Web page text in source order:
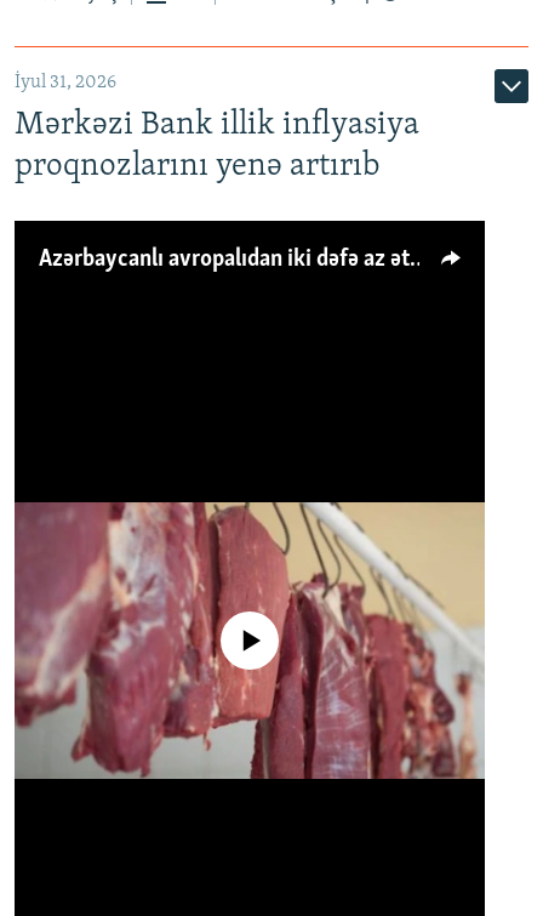
İyul 31, 2026
Mərkəzi Bank illik inflyasiya
proqnozlarını yenə artırıb
Azərbaycanlı avropalıdan iki dəfə az ət yeyir, amma... 'Qiymət artımı qaçılmazdır'
No media source currently available